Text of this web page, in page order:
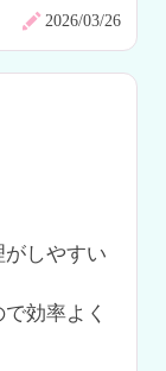
2026/03/26
しやすい
効率よく